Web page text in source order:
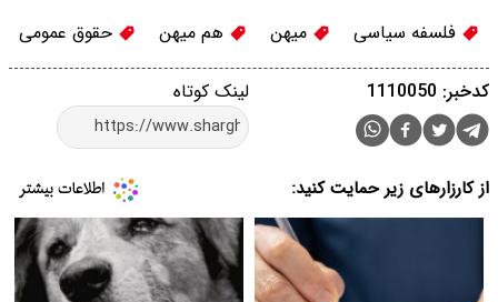
فلسفه سیاسی میهن هم میهن حقوق عمومی
لینک کوتاه کدخبر: 1110050
از کارزارهای زیر حمایت کنید: